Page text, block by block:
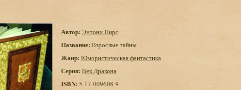
Автор: Энтони Пирс
Название: Взрослые тайны
Жанр: Юмористическая фантастика
Серия: Век Дракона
ISBN: 5-17-009608-9